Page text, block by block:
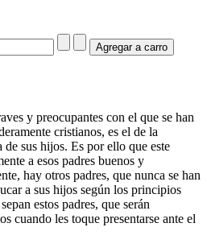
y preocupantes con el que se han
cristianos, es el de la
sus hijos. Es por ello que este
a esos padres buenos y
hay otros padres, que nunca se han
a sus hijos según los principios
estos padres, que serán
cuando les toque presentarse ante el